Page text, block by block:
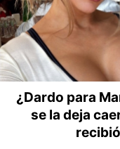
¿Dardo para
se la deja